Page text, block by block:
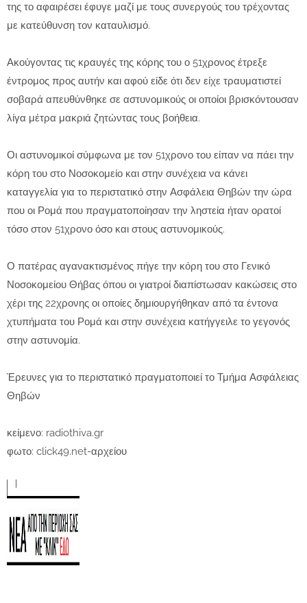
της το αφαιρέσει έφυγε μαζί με τους συνεργούς του τρέχοντας
με κατεύθυνση τον καταυλισμό.
Ακούγοντας τις κραυγές της κόρης του ο 51χρονος έτρεξε
έντρομος προς αυτήν και αφού είδε ότι δεν είχε τραυματιστεί
σοβαρά απευθύνθηκε σε αστυνομικούς οι οποίοι βρισκόντουσαν
λίγα μέτρα μακριά ζητώντας τους βοήθεια.
Οι αστυνομικοί σύμφωνα με τον 51χρονο του είπαν να πάει την
κόρη του στο Νοσοκομείο και στην συνέχεια να κάνει
καταγγελία για το περιστατικό στην Ασφάλεια Θηβών την ώρα
που οι Ρομά που πραγματοποίησαν την ληστεία ήταν ορατοί
τόσο στον 51χρονο όσο και στους αστυνομικούς.
Ο πατέρας αγανακτισμένος πήγε την κόρη του στο Γενικό
Νοσοκομείου Θήβας όπου οι γιατροί διαπίστωσαν κακώσεις στο
χέρι της 22χρονης οι οποίες δημιουργήθηκαν από τα έντονα
χτυπήματα του Ρομά και στην συνέχεια κατήγγειλε το γεγονός
στην αστυνομία.
Έρευνες για το περιστατικό πραγματοποιεί το Τμήμα Ασφάλειας
Θηβών
κείμενο: radiothiva.gr
φωτο: click49.net-αρχείου